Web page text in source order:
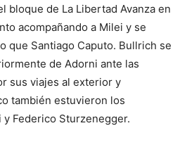
bloque de La Libertad Avanza en
acompañando a Milei y se
que Santiago Caputo. Bullrich se
de Adorni ante las
sus viajes al exterior y
también estuvieron los
Federico Sturzenegger.